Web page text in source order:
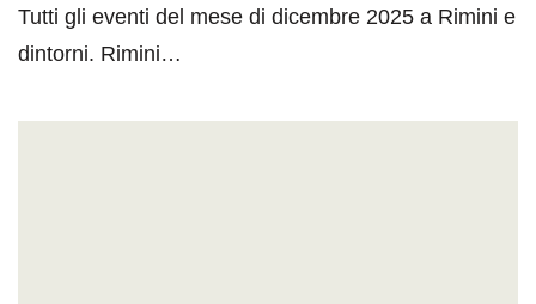
Tutti gli eventi del mese di dicembre 2025 a Rimini e
dintorni. Rimini…